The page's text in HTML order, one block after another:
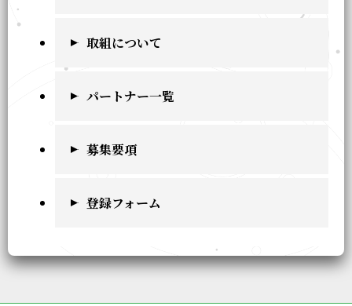
取組について
パートナー一覧
募集要項
登録フォーム